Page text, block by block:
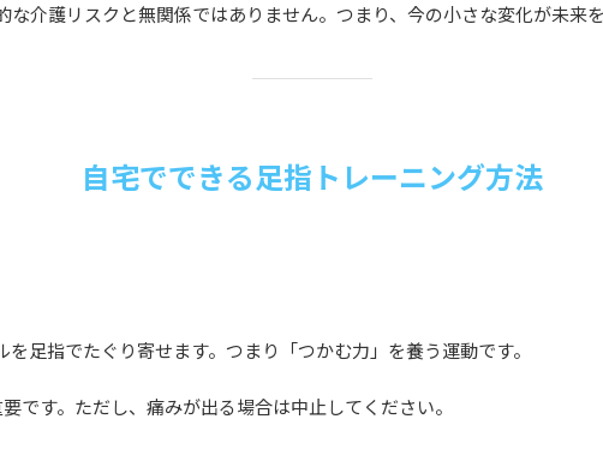
介護リスクと無関係ではありません。つまり、今の小さな変化が未来
自宅でできる足指トレーニング方法
足指でたぐり寄せます。つまり「つかむ力」を養う運動です。
です。ただし、痛みが出る場合は中止してください。